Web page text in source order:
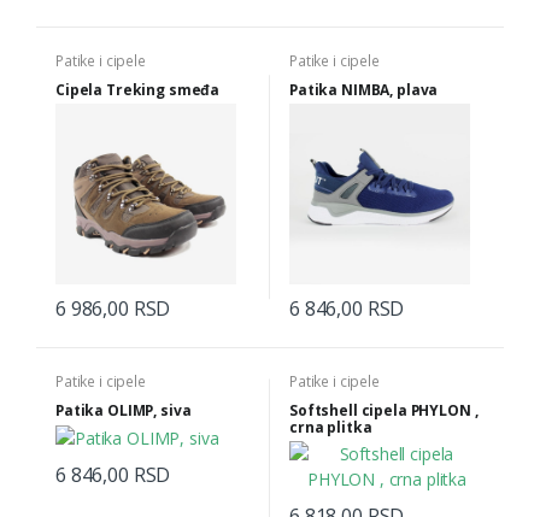
Patike i cipele
Cipela Treking smeđa
6 986,00 RSD
Patike i cipele
Patika NIMBA, plava
6 846,00 RSD
Patike i cipele
Patika OLIMP, siva
6 846,00 RSD
Patike i cipele
Softshell cipela PHYLON ,
crna plitka